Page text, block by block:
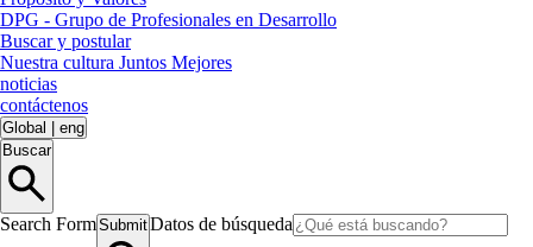
DPG - Grupo de Profesionales en Desarrollo
Buscar y postular
Nuestra cultura Juntos Mejores
noticias
contáctenos
Global
eng
Buscar
Search FormSubmitDatos de búsqueda